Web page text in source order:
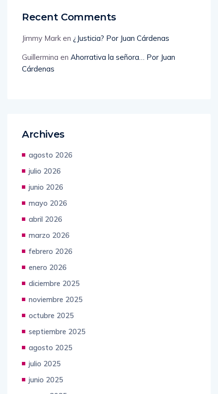
Recent Comments
Jimmy Mark en ¿Justicia? Por Juan Cárdenas
Guillermina en Ahorrativa la señora… Por Juan
Cárdenas
Archives
agosto 2026
julio 2026
junio 2026
mayo 2026
abril 2026
marzo 2026
febrero 2026
enero 2026
diciembre 2025
noviembre 2025
octubre 2025
septiembre 2025
agosto 2025
julio 2025
junio 2025